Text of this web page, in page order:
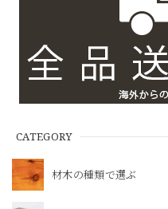
CATEGORY
材木の種類で選ぶ